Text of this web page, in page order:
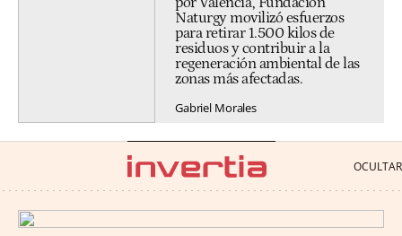
Naturgy movilizó esfuerzos
para retirar 1.500 kilos de
residuos y contribuir a la
regeneración ambiental de las
zonas más afectadas.
Gabriel Morales